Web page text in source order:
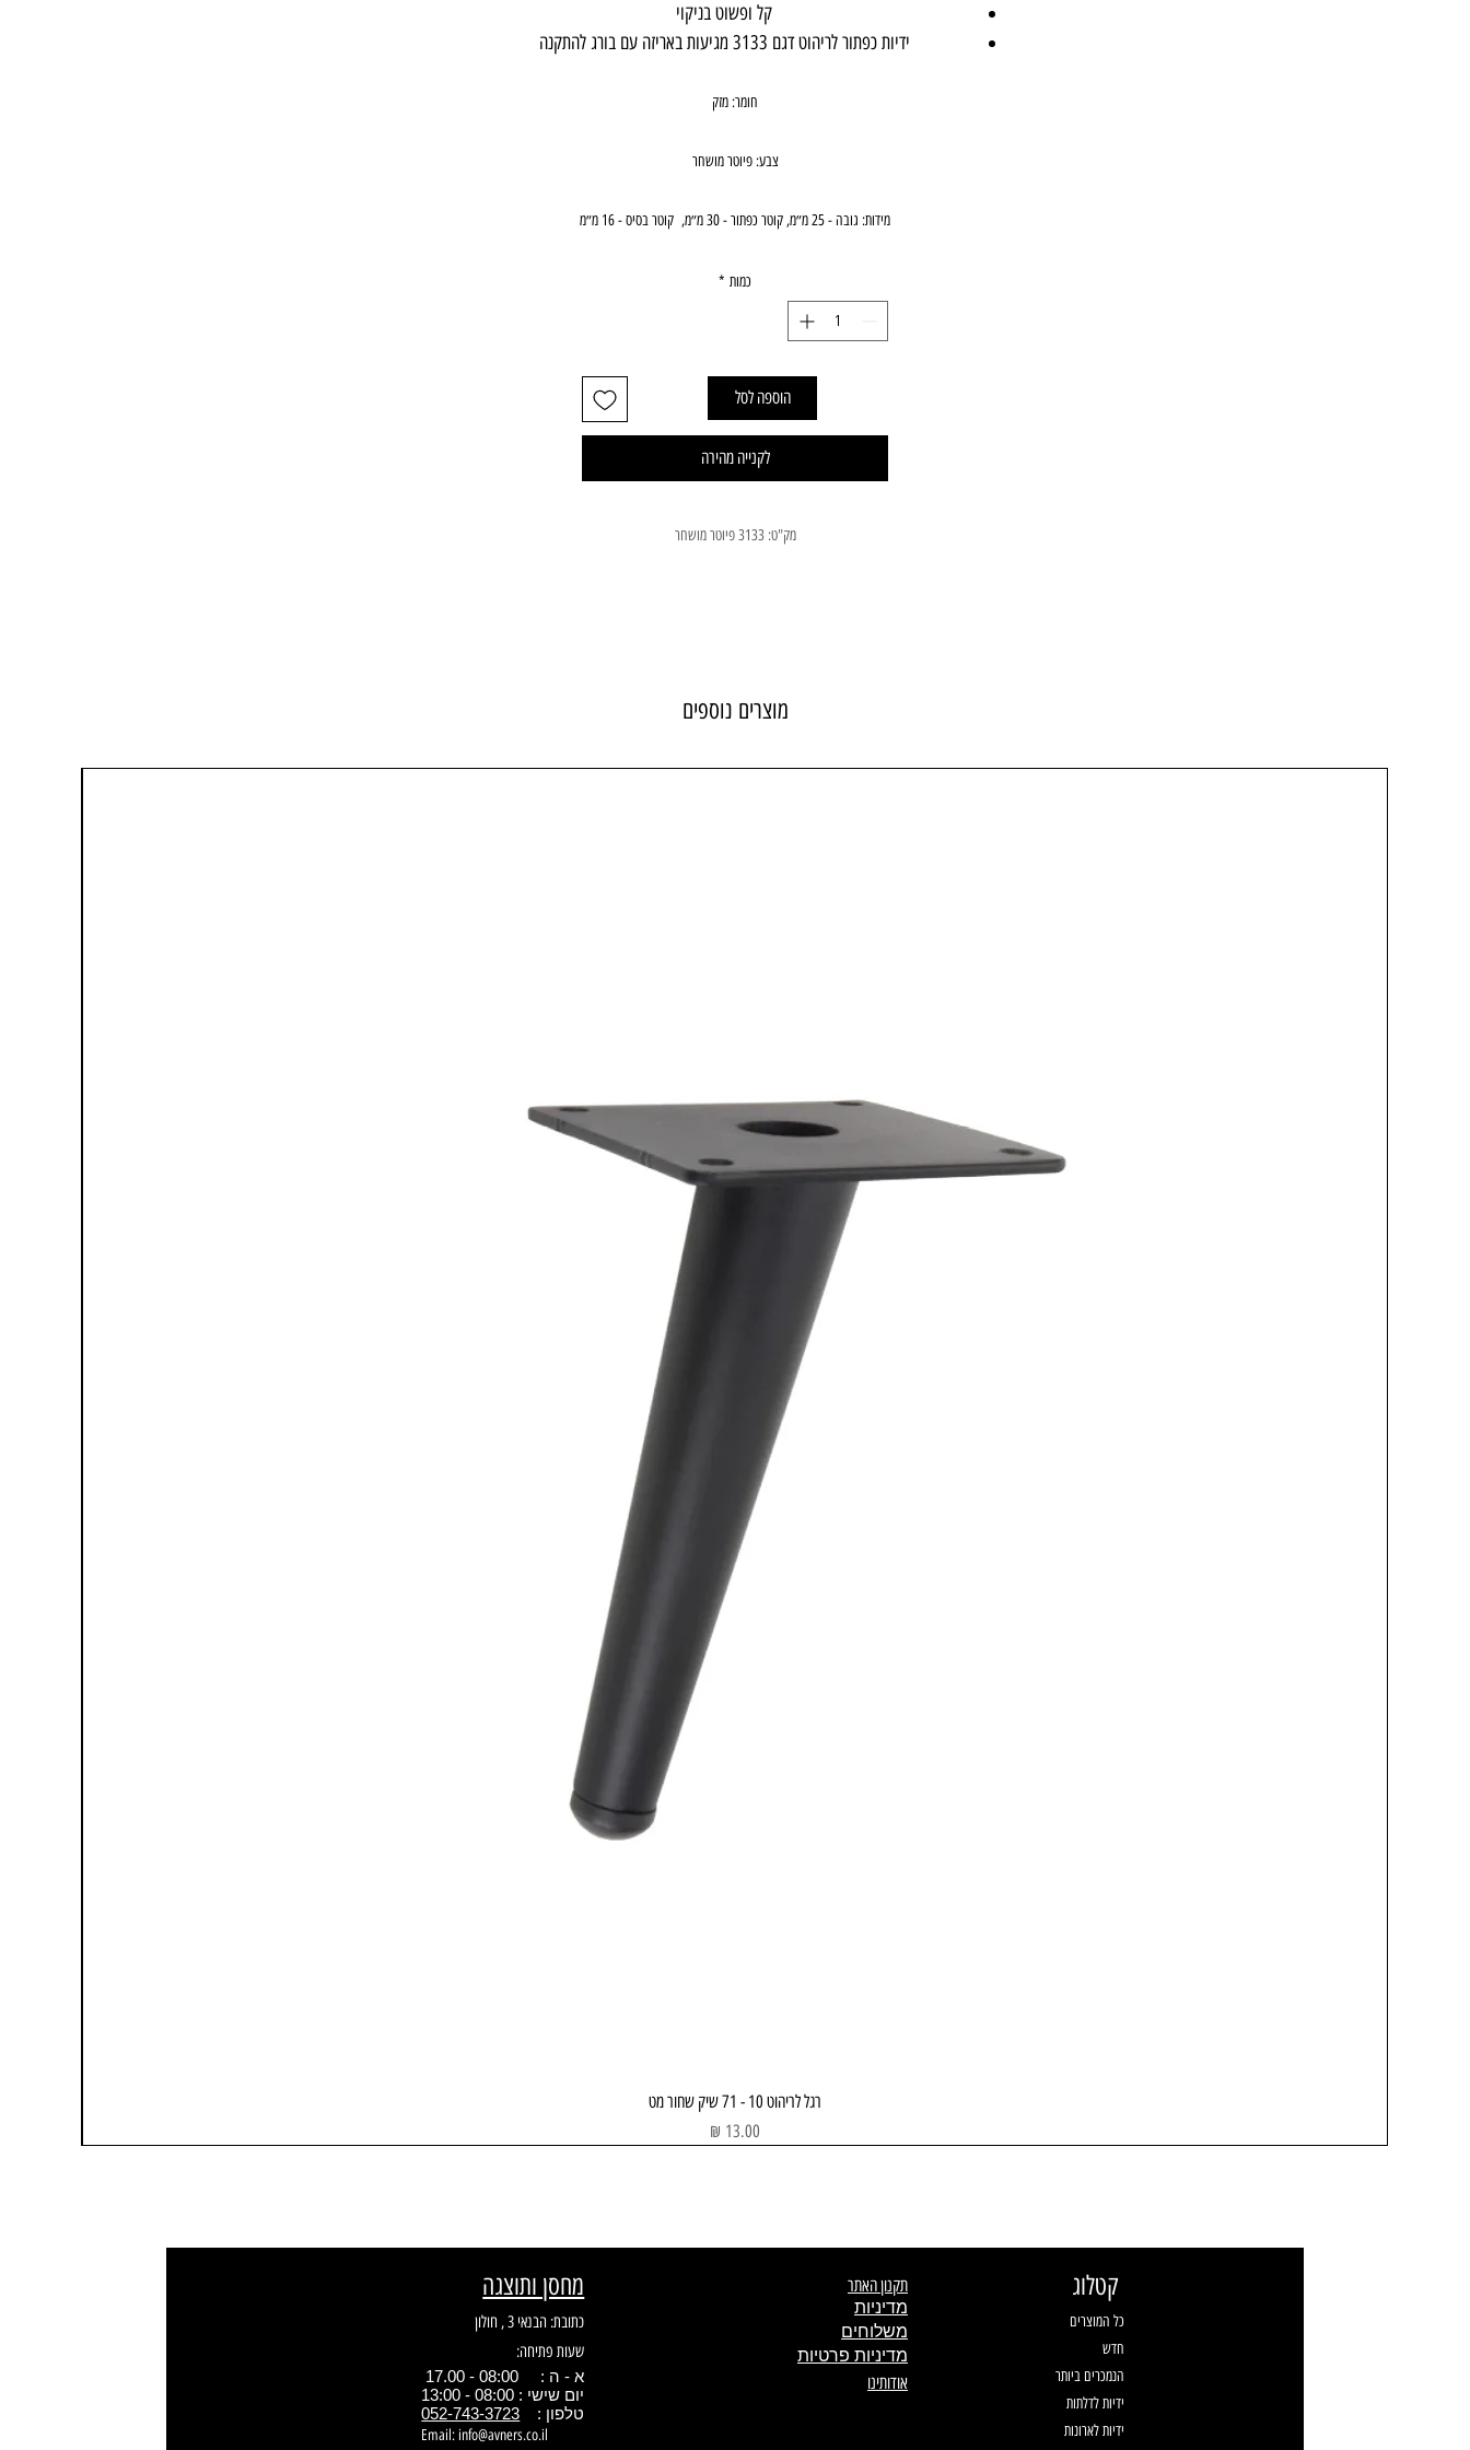
קל ופשוט בניקוי
ידיות כפתור לריהוט דגם 3133 מגיעות באריזה עם בורג להתקנה
חומר: מזק
צבע: פיוטר מושחר
מידות: גובה - 25 מ״מ, קוטר כפתור - 30 מ״מ, קוטר בסיס - 16 מ״מ
יבואן: אבנר'ס קולקשיין בע״מ
כמות *
הוספה לסל
לקנייה מהירה
מק"ט: 3133 פיוטר מושחר
מוצרים נוספים
תצוגה מהירה רגל לריהוט 10 - 71 שיק שחור מט
מחיר
מחסן ותוצגה
כתובת: הבנאי 3 , חולון
שעות פתיחה:
א - ה : 08:00 - 17.00
יום שישי : 08:00 - 13:00
טלפון : 052-743-3723
Email:info@avners.co.il
תקנון האתר
מדיניות
משלוחים
מדיניות פרטיות
אודותינו
קטלוג
כל המוצרים
חדש
הנמכרים ביותר
ידיות לדלתות
ידיות לארונות